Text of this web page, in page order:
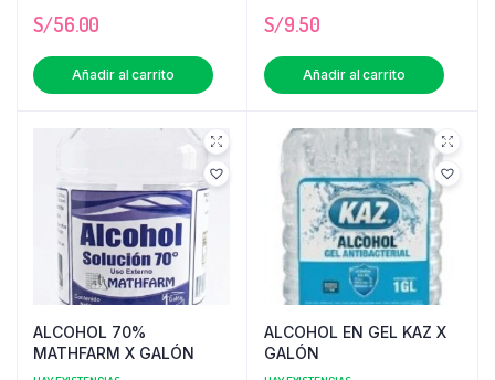
S/56.00
Añadir al carrito
S/9.50
Añadir al carrito
ALCOHOL 70%
MATHFARM X GALÓN
ALCOHOL EN GEL KAZ X
GALÓN